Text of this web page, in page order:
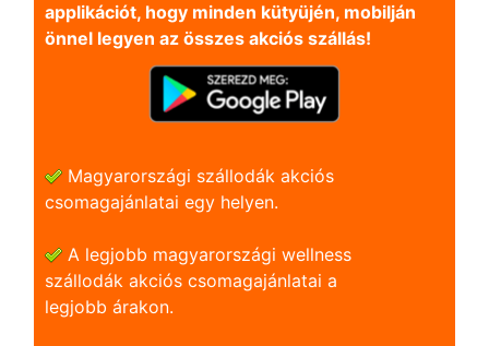
applikációt, hogy minden kütyüjén, mobilján
önnel legyen az összes akciós szállás!
Magyarországi szállodák akciós
csomagajánlatai egy helyen.
A legjobb magyarországi wellness
szállodák akciós csomagajánlatai a
legjobb árakon.